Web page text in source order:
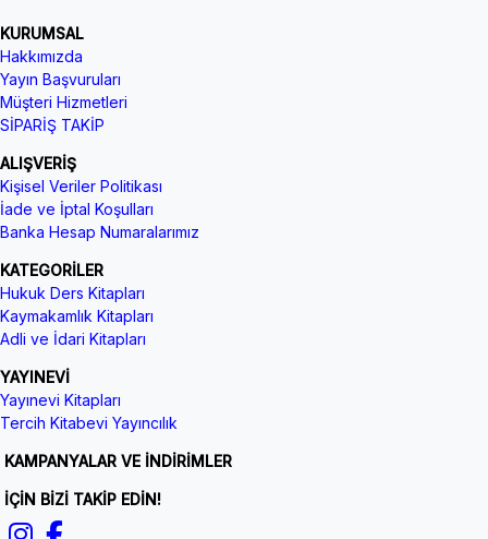
KURUMSAL
Hakkımızda
Yayın Başvuruları
Müşteri Hizmetleri
SİPARİŞ TAKİP
ALIŞVERİŞ
Kişisel Veriler Politikası
İade ve İptal Koşulları
Banka Hesap Numaralarımız
KATEGORİLER
Hukuk Ders Kitapları
Kaymakamlık Kitapları
Adli ve İdari Kitapları
YAYINEVİ
Yayınevi Kitapları
Tercih Kitabevi Yayıncılık
KAMPANYALAR VE İNDİRİMLER
İÇİN BİZİ TAKİP EDİN!